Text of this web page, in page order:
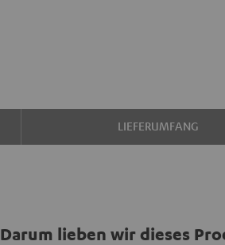
LIEFERUMFANG
Darum lieben wir dieses